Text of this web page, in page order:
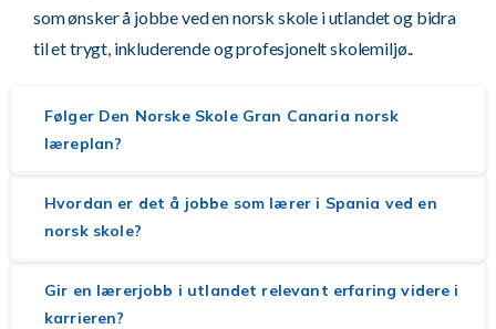
som ønsker å jobbe ved en norsk skole i utlandet og bidra
til et trygt, inkluderende og profesjonelt skolemiljø..
Følger Den Norske Skole Gran Canaria norsk
læreplan?
Hvordan er det å jobbe som lærer i Spania ved en
norsk skole?
Gir en lærerjobb i utlandet relevant erfaring videre i
karrieren?